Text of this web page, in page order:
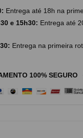
Entrega até 18h na
e 15h30: Entrega até
Entrega na primeira
100% SEGURO